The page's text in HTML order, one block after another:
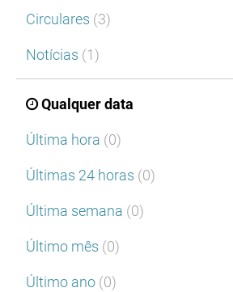
Circulares (3)
Notícias (1)
Qualquer data
Última hora (0)
Últimas 24 horas (0)
Última semana (0)
Último mês (0)
Último ano (0)